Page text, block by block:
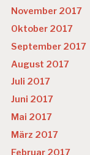
November 2017
Oktober 2017
September 2017
August 2017
Juli 2017
Juni 2017
Mai 2017
März 2017
Februar 2017